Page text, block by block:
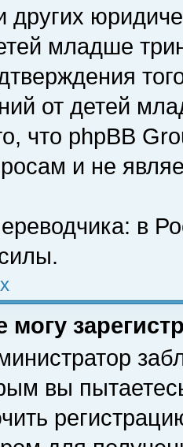
других
младше
от детей
что phpBB
и не
в
могу
вы